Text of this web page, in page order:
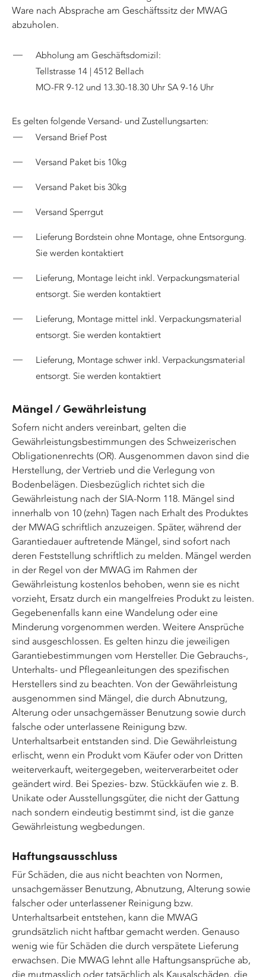
Ware nach Absprache am Geschäftssitz der MWAG
abzuholen.
Abholung am Geschäftsdomizil:
Tellstrasse 14 | 4512 Bellach
MO-FR 9-12 und 13.30-18.30 Uhr SA 9-16 Uhr
Es gelten folgende Versand- und Zustellungsarten:
Versand Brief Post
Versand Paket bis 10kg
Versand Paket bis 30kg
Versand Sperrgut
Lieferung Bordstein ohne Montage, ohne Entsorgung.
Sie werden kontaktiert
Lieferung, Montage leicht inkl. Verpackungsmaterial
entsorgt. Sie werden kontaktiert
Lieferung, Montage mittel inkl. Verpackungsmaterial
entsorgt. Sie werden kontaktiert
Lieferung, Montage schwer inkl. Verpackungsmaterial
entsorgt. Sie werden kontaktiert
Mängel / Gewährleistung
Sofern nicht anders vereinbart, gelten die
Gewährleistungsbestimmungen des Schweizerischen
Obligationenrechts (OR). Ausgenommen davon sind die
Herstellung, der Vertrieb und die Verlegung von
Bodenbelägen. Diesbezüglich richtet sich die
Gewährleistung nach der SIA-Norm 118. Mängel sind
innerhalb von 10 (zehn) Tagen nach Erhalt des Produktes
der MWAG schriftlich anzuzeigen. Später, während der
Garantiedauer auftretende Mängel, sind sofort nach
deren Feststellung schriftlich zu melden. Mängel werden
in der Regel von der MWAG im Rahmen der
Gewährleistung kostenlos behoben, wenn sie es nicht
vorzieht, Ersatz durch ein mangelfreies Produkt zu leisten.
Gegebenenfalls kann eine Wandelung oder eine
Minderung vorgenommen werden. Weitere Ansprüche
sind ausgeschlossen. Es gelten hinzu die jeweiligen
Garantiebestimmungen vom Hersteller. Die Gebrauchs-,
Unterhalts- und Pflegeanleitungen des spezifischen
Herstellers sind zu beachten. Von der Gewährleistung
ausgenommen sind Mängel, die durch Abnutzung,
Alterung oder unsachgemässer Benutzung sowie durch
falsche oder unterlassene Reinigung bzw.
Unterhaltsarbeit entstanden sind. Die Gewährleistung
erlischt, wenn ein Produkt vom Käufer oder von Dritten
weiterverkauft, weitergegeben, weiterverarbeitet oder
geändert wird. Bei Spezies- bzw. Stückkäufen wie z. B.
Unikate oder Ausstellungsgüter, die nicht der Gattung
nach sondern eindeutig bestimmt sind, ist die ganze
Gewährleistung wegbedungen.
Haftungsausschluss
Für Schäden, die aus nicht beachten von Normen,
unsachgemässer Benutzung, Abnutzung, Alterung sowie
falscher oder unterlassener Reinigung bzw.
Unterhaltsarbeit entstehen, kann die MWAG
grundsätzlich nicht haftbar gemacht werden. Genauso
wenig wie für Schäden die durch verspätete Lieferung
erwachsen. Die MWAG lehnt alle Haftungsansprüche ab,
die mutmasslich oder tatsächlich als Kausalschäden, die